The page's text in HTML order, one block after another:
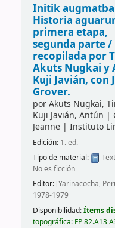
Initik
Historia
primera etapa,
segunda parte /
recopilada por
Akuts Nugkai y
Kuji Javián, con
Grover.
porAkuts Nugkai,
Kuji Javián, Antún |
Jeanne| Instituto
Edición: 1. ed.
Tipo de material:
No es ficción
Editor: [Yarinacocha,
1978-1979
Disponibilidad:Ítems
topográfica: FP 82.A13